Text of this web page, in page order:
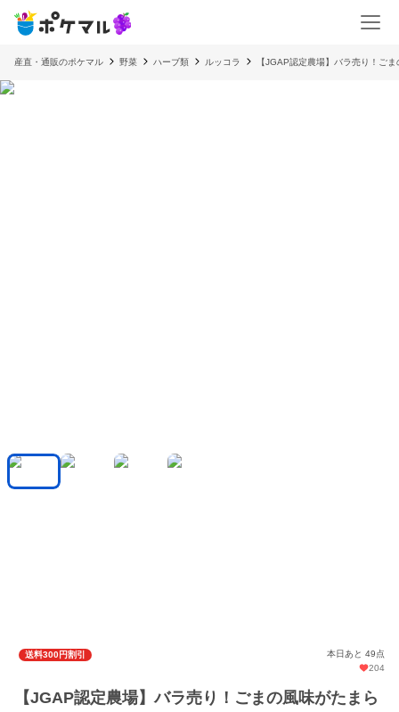
産直・通販のポケマル 野菜 ハーブ類 ルッコラ 【JGAP認定農場】バラ売り！ご
送料300円割引
本日あと 49点
204
【JGAP認定農場】バラ売り！ごまの風味がたまら